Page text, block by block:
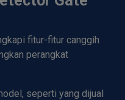
fitur-fitur canggih
perangkat
seperti yang dijual